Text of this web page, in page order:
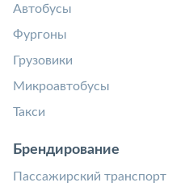
Автобусы
Фургоны
Грузовики
Микроавтобусы
Такси
Брендирование
Пассажирский транспорт